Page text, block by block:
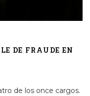
DE FRAUDE EN
de los once cargos.